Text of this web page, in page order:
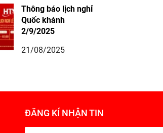
Thông báo lịch nghỉ
Quốc khánh
2/9/2025
21/08/2025
ĐĂNG KÍ NHẬN TIN